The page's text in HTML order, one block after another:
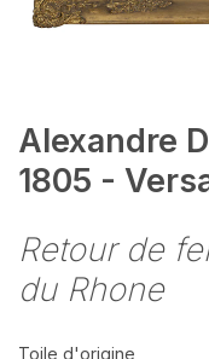
Alexandre
1805 -
Retour de
du Rhone
Toile d'origine